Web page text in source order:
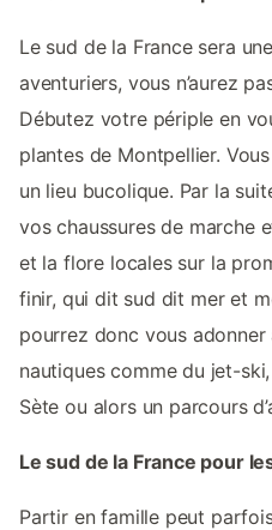
Le sud de la France sera
aventuriers, vous n’aurez
Débutez votre périple en
plantes de Montpellier.
un lieu bucolique. Par la
vos chaussures de marche
et la flore locales sur la
finir, qui dit sud dit mer et
pourrez donc vous
nautiques comme du jet-
Sète ou alors un parcours
Le sud de la France pour
Partir en famille peut